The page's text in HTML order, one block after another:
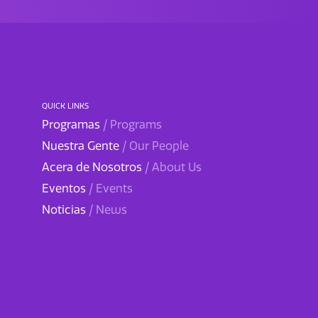
QUICK LINKS
Programas / Programs
Nuestra Gente / Our People
Acera de Nosotros / About Us
Eventos / Events
Noticias / News